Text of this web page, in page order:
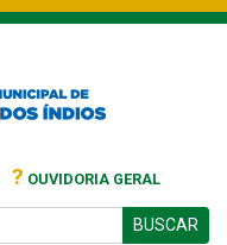
? OUVIDORIA GERAL
BUSCAR